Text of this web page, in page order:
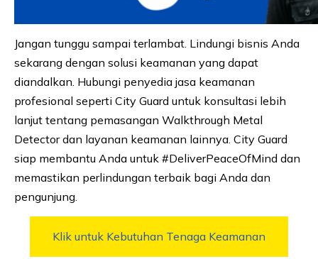
Jangan tunggu sampai terlambat. Lindungi bisnis Anda
sekarang dengan solusi keamanan yang dapat
diandalkan. Hubungi penyedia jasa keamanan
profesional seperti City Guard untuk konsultasi lebih
lanjut tentang pemasangan Walkthrough Metal
Detector dan layanan keamanan lainnya. City Guard
siap membantu Anda untuk #DeliverPeaceOfMind dan
memastikan perlindungan terbaik bagi Anda dan
pengunjung.
Klik untuk Kebutuhan Tenaga Keamanan